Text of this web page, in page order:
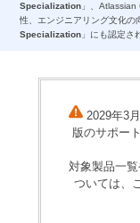
Specialization 」、
性、エンジニアリング文化の
Specialization 」にも認定さ
2029年3
版のサポー
対象製品一
ついては、